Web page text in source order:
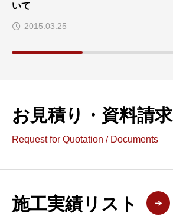
いて
2015.03.25
お見積り・資料請求
Request for Quotation / Documents
施工実績リスト